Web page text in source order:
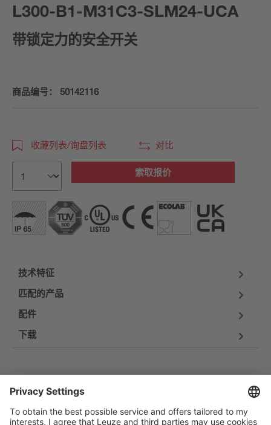
L300-B1-M31C3-SLM24-UCA
带锁定力的安全开关
商品编号： 50142116
收藏列表/询盘列表 对比
索取报价
技术特征
匹配的产品
配件
下载